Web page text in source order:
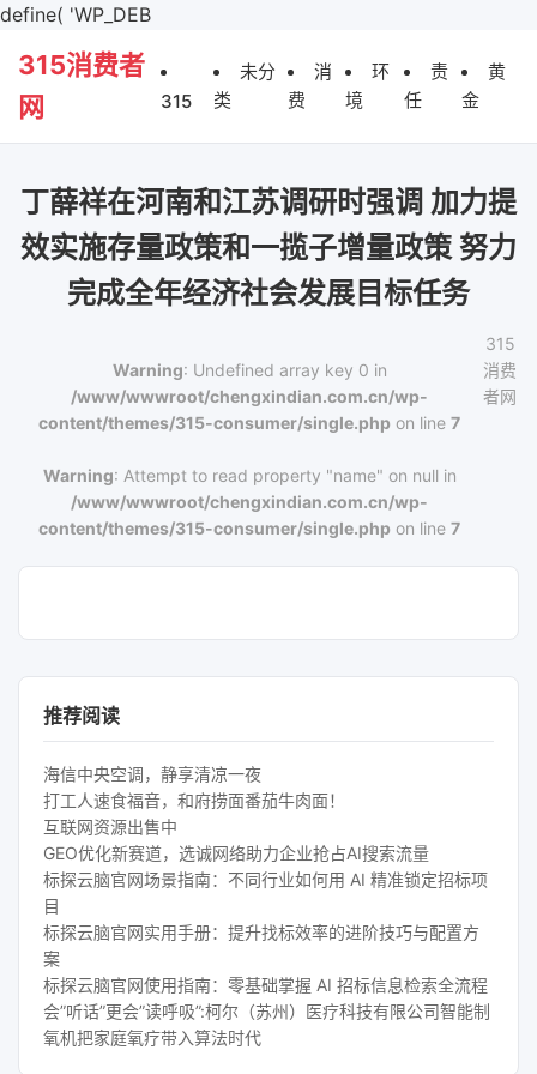
define( 'WP_DEB
315消费者
网
315
未分
类
消
费
环
境
责
任
黄
金
丁薛祥在河南和江苏调研时强调 加力提
效实施存量政策和一揽子增量政策 努力
完成全年经济社会发展目标任务
Warning: Undefined array key 0 in
/www/wwwroot/chengxindian.com.cn/wp-
content/themes/315-consumer/single.php on line7
Warning: Attempt to read property "name" on null in
/www/wwwroot/chengxindian.com.cn/wp-
content/themes/315-consumer/single.php on line7
315
消费
者网
推荐阅读
海信中央空调，静享清凉一夜
打工人速食福音，和府捞面番茄牛肉面！
互联网资源出售中
GEO优化新赛道，选诚网络助力企业抢占AI搜索流量
标探云脑官网场景指南：不同行业如何用 AI 精准锁定招标项
目
标探云脑官网实用手册：提升找标效率的进阶技巧与配置方
案
标探云脑官网使用指南：零基础掌握 AI 招标信息检索全流程
会”听话”更会”读呼吸”:柯尔（苏州）医疗科技有限公司智能制
氧机把家庭氧疗带入算法时代